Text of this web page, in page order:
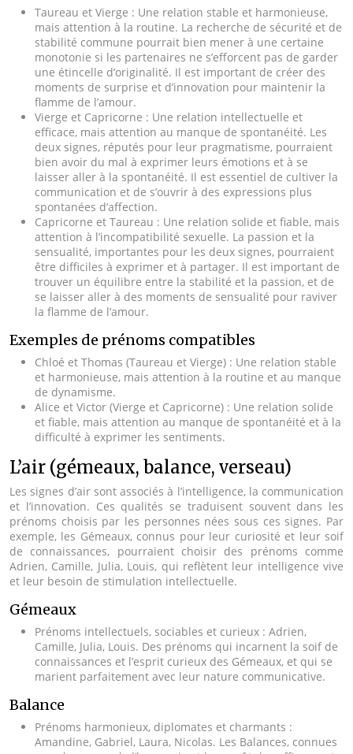
Taureau et Vierge : Une relation stable et harmonieuse,
mais attention à la routine. La recherche de sécurité et de
stabilité commune pourrait bien mener à une certaine
monotonie si les partenaires ne s’efforcent pas de garder
une étincelle d’originalité. Il est important de créer des
moments de surprise et d’innovation pour maintenir la
flamme de l’amour.
Vierge et Capricorne : Une relation intellectuelle et
efficace, mais attention au manque de spontanéité. Les
deux signes, réputés pour leur pragmatisme, pourraient
bien avoir du mal à exprimer leurs émotions et à se
laisser aller à la spontanéité. Il est essentiel de cultiver la
communication et de s’ouvrir à des expressions plus
spontanées d’affection.
Capricorne et Taureau : Une relation solide et fiable, mais
attention à l’incompatibilité sexuelle. La passion et la
sensualité, importantes pour les deux signes, pourraient
être difficiles à exprimer et à partager. Il est important de
trouver un équilibre entre la stabilité et la passion, et de
se laisser aller à des moments de sensualité pour raviver
la flamme de l’amour.
Exemples de prénoms compatibles
Chloé et Thomas (Taureau et Vierge) : Une relation stable
et harmonieuse, mais attention à la routine et au manque
de dynamisme.
Alice et Victor (Vierge et Capricorne) : Une relation solide
et fiable, mais attention au manque de spontanéité et à la
difficulté à exprimer les sentiments.
L’air (gémeaux, balance, verseau)
Les signes d’air sont associés à l’intelligence, la communication
et l’innovation. Ces qualités se traduisent souvent dans les
prénoms choisis par les personnes nées sous ces signes. Par
exemple, les Gémeaux, connus pour leur curiosité et leur soif
de connaissances, pourraient choisir des prénoms comme
Adrien, Camille, Julia, Louis, qui reflètent leur intelligence vive
et leur besoin de stimulation intellectuelle.
Gémeaux
Prénoms intellectuels, sociables et curieux : Adrien,
Camille, Julia, Louis. Des prénoms qui incarnent la soif de
connaissances et l’esprit curieux des Gémeaux, et qui se
marient parfaitement avec leur nature communicative.
Balance
Prénoms harmonieux, diplomates et charmants :
Amandine, Gabriel, Laura, Nicolas. Les Balances, connues